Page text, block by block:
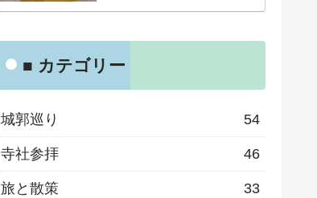
■ カテゴリー
城郭巡り 54
寺社参拝 46
旅と散策 33